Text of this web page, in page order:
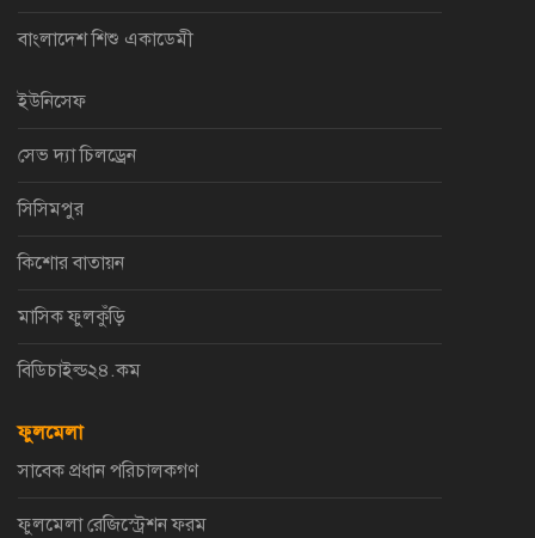
বাংলাদেশ শিশু একাডেমী
ইউনিসেফ
সেভ দ্যা চিলড্রেন
সিসিমপুর
কিশোর বাতায়ন
মাসিক ফুলকুঁড়ি
বিডিচাইল্ড২৪.কম
ফুলমেলা
সাবেক প্রধান পরিচালকগণ
ফুলমেলা রেজিস্ট্রেশন ফরম